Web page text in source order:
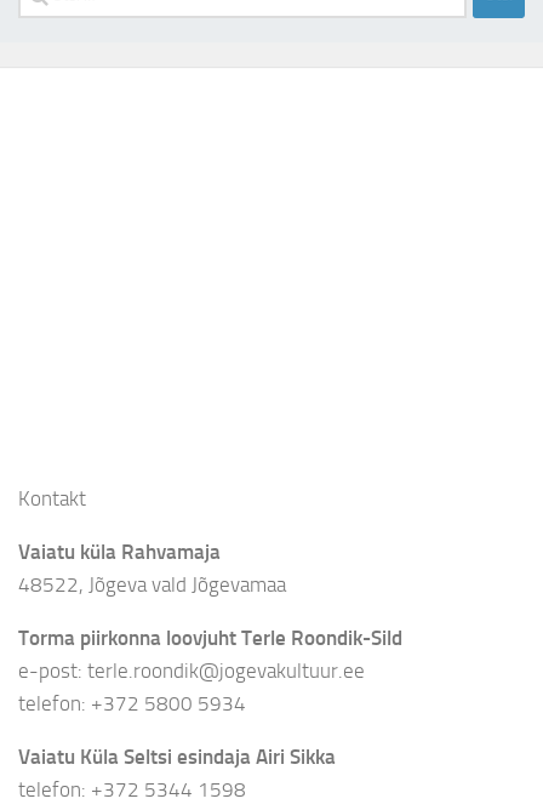
Kontakt
Vaiatu küla Rahvamaja
48522, Jõgeva vald Jõgevamaa
Torma piirkonna loovjuht Terle Roondik-Sild
e-post: terle.roondik@jogevakultuur.ee
telefon: +372 5800 5934
Vaiatu Küla Seltsi esindaja Airi Sikka
telefon: +372 5344 1598